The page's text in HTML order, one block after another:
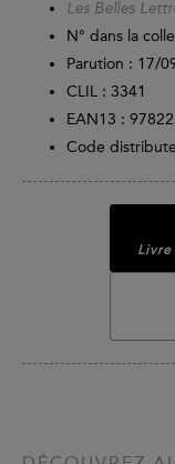
Les Belles
N° dans la
Parution : 17/
CLIL : 3341
EAN13 :
Code